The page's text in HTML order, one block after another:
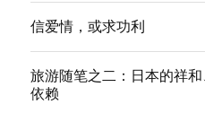
信爱情，或求功利
旅游随笔之二：日本的祥
依赖